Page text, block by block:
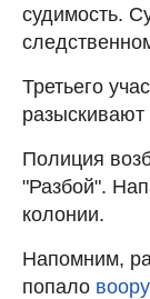
судимость.
Третьего
разыскивают
Полиция
"Разбой".
колонии.
Напомним,
попало